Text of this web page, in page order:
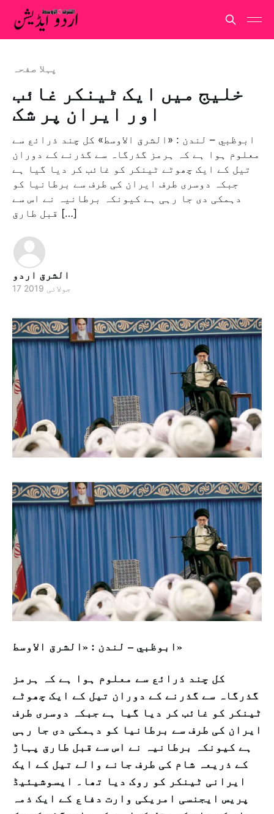
پہلا صفحہ
خلیج میں ایک ٹینکر غائب
اور ایران پر شک
ابوظبي – لندن : «الشرق الاوسط» کل چند ذرائع سے
معلوم ہوا ہے کہ ہرمز گذرگاہ سے گذرنے کے دوران
تیل کے ایک چھوٹے ٹینکر کو غائب کر دیا گیا ہے
جبکہ دوسری طرف ایران کی طرف سے برطانیا کو
دہمکی دی جا رہی ہے کیونکہ برطانیہ نے اس سے
قبل طارق […]
الشرق اردو
17 جولائی 2019
ابوظبي – لندن : «الشرق الاوسط»
کل چند ذرائع سے معلوم ہوا ہے کہ ہرمز
گذرگاہ سے گذرنے کے دوران تیل کے ایک چھوٹے
ٹینکر کو غائب کر دیا گیا ہے جبکہ دوسری طرف
ایران کی طرف سے برطانیا کو دہمکی دی جا رہی
ہے کیونکہ برطانیہ نے اس سے قبل طارق پہاڑ
کے ذریعہ شام کی طرف جانے والے تیل کے ایک
ایرانی ٹینکر کو روک دیا تھا۔ ایسوشیئیڈ
پریس ایجنسی امریکی وارت دفاع کے ایک ذمہ